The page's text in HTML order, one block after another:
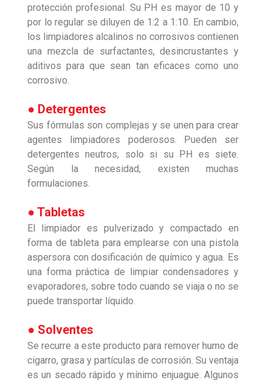
protección profesional. Su PH es mayor de 10 y
por lo regular se diluyen de 1:2 a 1:10. En cambio,
los limpiadores alcalinos no corrosivos contienen
una mezcla de surfactantes, desincrustantes y
aditivos para que sean tan eficaces como uno
corrosivo.
● Detergentes
Sus fórmulas son complejas y se unen para crear
agentes limpiadores poderosos. Pueden ser
detergentes neutros, solo si su PH es siete.
Según la necesidad, existen muchas
formulaciones.
● Tabletas
El limpiador es pulverizado y compactado en
forma de tableta para emplearse con una pistola
aspersora con dosificación de químico y agua. Es
una forma práctica de limpiar condensadores y
evaporadores, sobre todo cuando se viaja o no se
puede transportar líquido.
● Solventes
Se recurre a este producto para remover humo de
cigarro, grasa y partículas de corrosión. Su ventaja
es un secado rápido y mínimo enjuague. Algunos